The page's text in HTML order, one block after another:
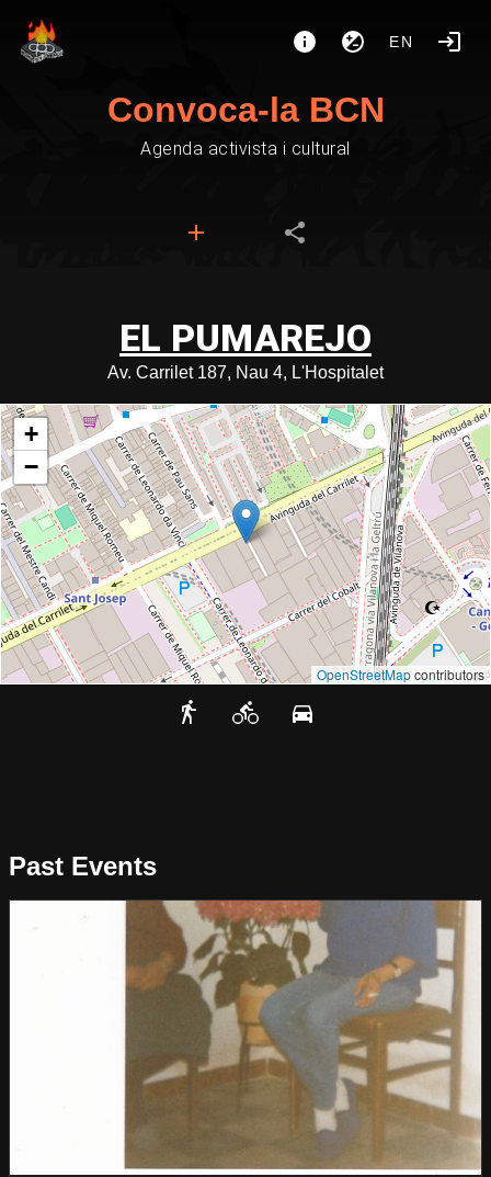
EN
Convoca-la BCN
Agenda activista i cultural
EL PUMAREJO
Av. Carrilet 187, Nau 4, L'Hospitalet
+
−
OpenStreetMapcontributors
Past Events